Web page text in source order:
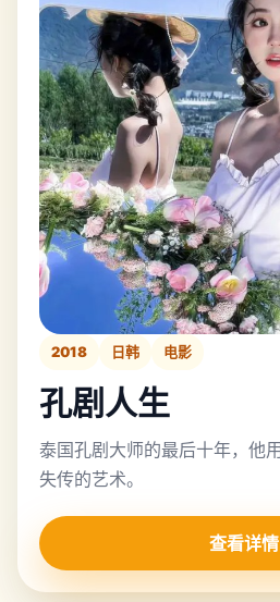
2018 日韩 电影
孔剧人生
泰国孔剧大师的最后十年，他
失传的艺术。
查看详情